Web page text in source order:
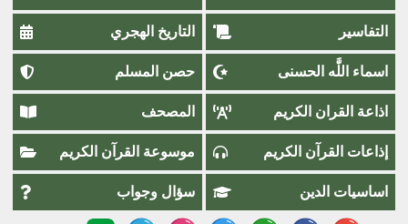
التفاسير التاريخ الهجري
اسماء اللَّٰه الحسنى حصن المسلم
اذاعة القران الكريم المصحف
إذاعات القرآن الكريم موسوعة القرآن الكريم
اساسيات الدين سؤال وجواب